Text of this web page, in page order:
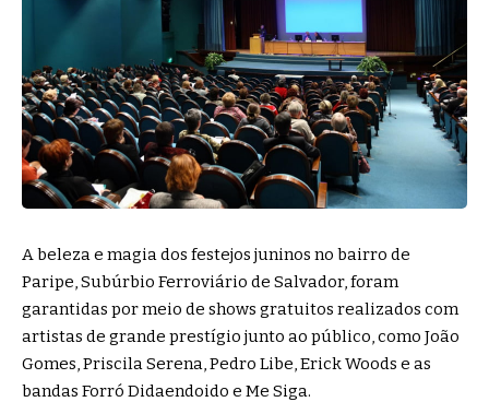
A beleza e magia dos festejos juninos no bairro de
Paripe, Subúrbio Ferroviário de Salvador, foram
garantidas por meio de shows gratuitos realizados com
artistas de grande prestígio junto ao público, como João
Gomes, Priscila Serena, Pedro Libe, Erick Woods e as
bandas Forró Didaendoido e Me Siga.